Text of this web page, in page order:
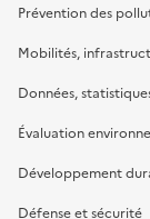
Prévention des
Mobilités,
Données,
Évaluation
Développement
Défense et sécurité